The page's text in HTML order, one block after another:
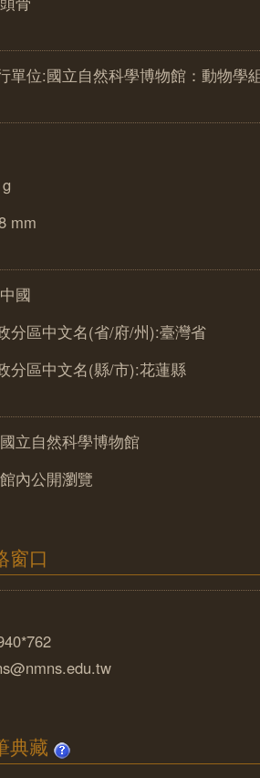
單位:國立自然科學博物館：動物學
mm
國
分區中文名(省/府/州):臺灣省
分區中文名(縣/市):花蓮縣
立自然科學博物館
內公開瀏覽
窗口
典藏